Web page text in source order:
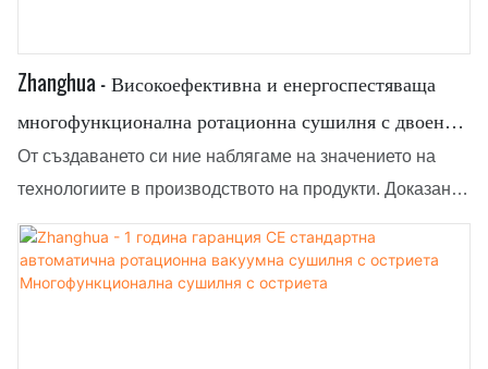
Zhanghua - Високоефективна и енергоспестяваща
многофункционална ротационна сушилня с двоен
конус, коничен смесител с лопатки,
многофункционална сушилня с лопатки
От създаването си ние наблягаме на значението на
технологиите в производството на продукти. Доказано
е, че използването на високотехнологични технологии
е ускорило производствения процес и е гарантирало
високоефективна и енергоспестяваща